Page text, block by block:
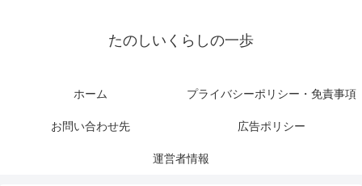
たのしいくらしの一歩
ホーム プライバシーポリシー・免責事項
お問い合わせ先 広告ポリシー
運営者情報